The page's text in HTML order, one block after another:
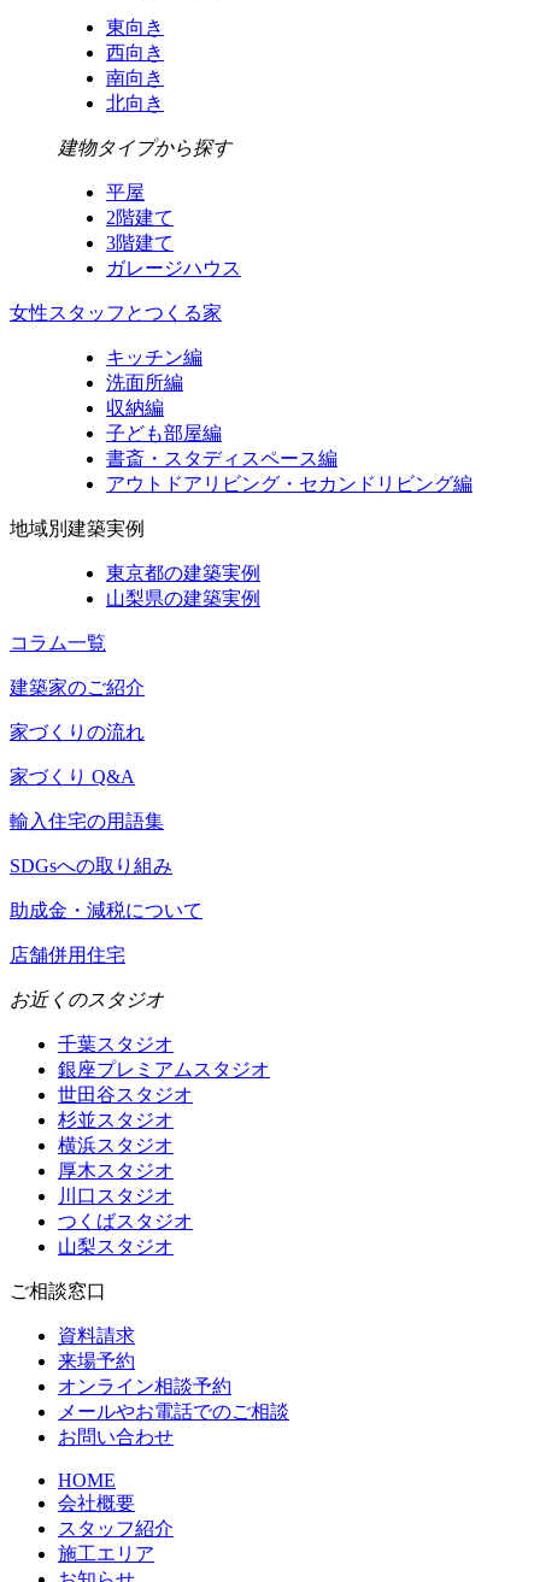
東向き
西向き
南向き
北向き
建物タイプから探す
平屋
2階建て
3階建て
ガレージハウス
女性スタッフとつくる家
キッチン編
洗面所編
収納編
子ども部屋編
書斎・スタディスペース編
アウトドアリビング・セカンドリビング編
地域別建築実例
東京都の建築実例
山梨県の建築実例
コラム一覧
建築家のご紹介
家づくりの流れ
家づくり Q&A
輸入住宅の用語集
SDGsへの取り組み
助成金・減税について
店舗併用住宅
お近くのスタジオ
千葉スタジオ
銀座プレミアムスタジオ
世田谷スタジオ
杉並スタジオ
横浜スタジオ
厚木スタジオ
川口スタジオ
つくばスタジオ
山梨スタジオ
ご相談窓口
資料請求
来場予約
オンライン相談予約
メールやお電話でのご相談
お問い合わせ
HOME
会社概要
スタッフ紹介
施工エリア